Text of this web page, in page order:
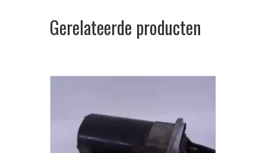
Gerelateerde producten